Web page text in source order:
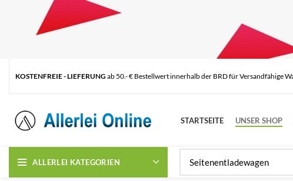
KOSTENFREIE - LIEFERUNG ab 50.- € Bestellwert innerhalb der BRD für Versandfähige
STARTSEITE UNSER SHOP
ALLERLEI KATEGORIEN